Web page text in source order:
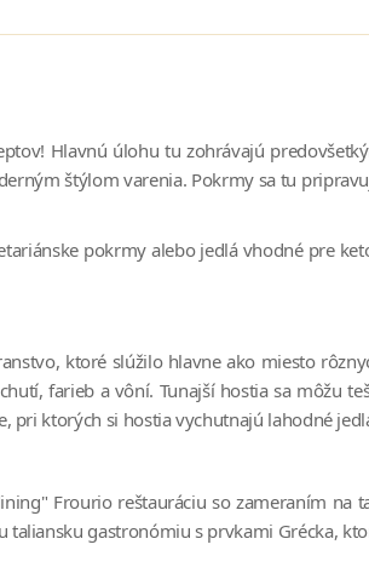
Hlavnú úlohu tu zohrávajú
štýlom varenia. Pokrmy sa tu
pokrmy alebo jedlá vhodné pre
ktoré slúžilo hlavne ako miesto
farieb a vôní. Tunajší hostia sa môžu
pri ktorých si hostia vychutnajú lahodné
Frourio reštauráciu so zameraním na
gastronómiu s prvkami Grécka,